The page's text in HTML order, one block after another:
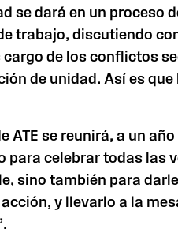
se dará en un proceso
trabajo, discutiendo
de los conflictos
de unidad. Así es
ATE se reunirá, a un
para celebrar todas las
sino también para darle
y llevarlo a la